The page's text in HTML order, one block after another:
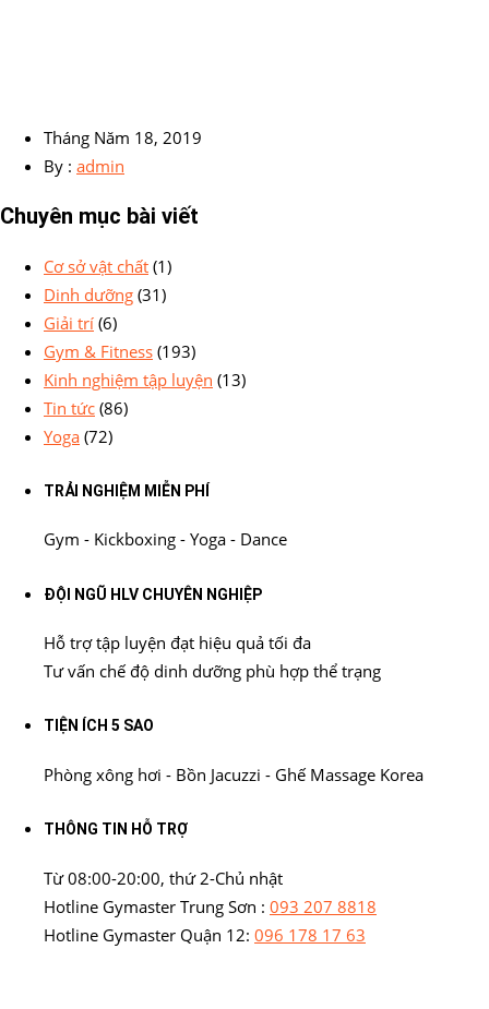
Tháng Năm 18, 2019
By : admin
Chuyên mục bài viết
Cơ sở vật chất (1)
Dinh dưỡng (31)
Giải trí (6)
Gym & Fitness (193)
Kinh nghiệm tập luyện (13)
Tin tức (86)
Yoga (72)
TRẢI NGHIỆM MIỄN PHÍ
Gym - Kickboxing - Yoga - Dance
ĐỘI NGŨ HLV CHUYÊN NGHIỆP
Hỗ trợ tập luyện đạt hiệu quả tối đa
Tư vấn chế độ dinh dưỡng phù hợp thể trạng
TIỆN ÍCH 5 SAO
Phòng xông hơi - Bồn Jacuzzi - Ghế Massage Korea
THÔNG TIN HỖ TRỢ
Từ 08:00-20:00, thứ 2-Chủ nhật
Hotline Gymaster Trung Sơn : 093 207 8818
Hotline Gymaster Quận 12: 096 178 17 63